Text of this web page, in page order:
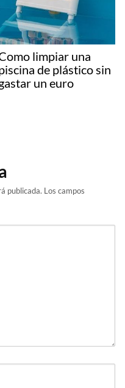
limpiar una
de plástico sin
un euro
publicada. Los campos